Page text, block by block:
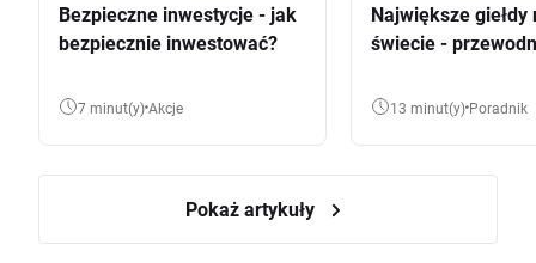
Bezpieczne inwestycje - jak
bezpiecznie inwestować?
7 minut(y) Akcje
Największe giełdy
świecie -
13 minut(y) Poradnik
Pokaż artykuły